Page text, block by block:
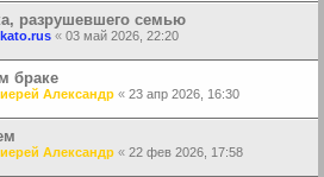
разрушевшего семью
kato.rus « 03 май 2026, 22:20
браке
иерей Александр « 23 апр 2026, 16:30
иерей Александр « 22 фев 2026, 17:58